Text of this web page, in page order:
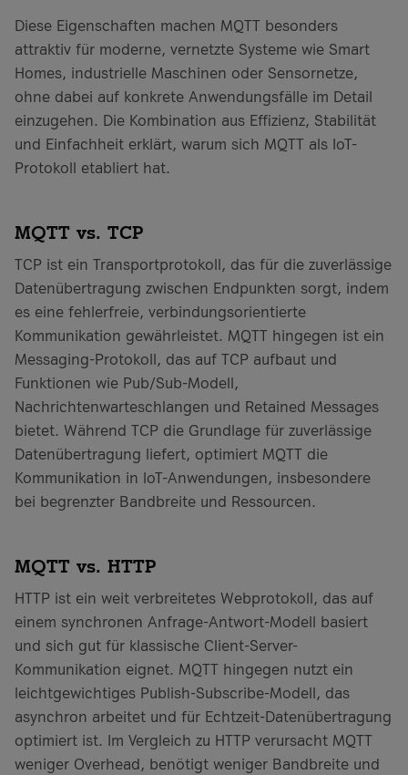
Diese Eigenschaften machen MQTT besonders
attraktiv für moderne, vernetzte Systeme wie Smart
Homes, industrielle Maschinen oder Sensornetze,
ohne dabei auf konkrete Anwendungsfälle im Detail
einzugehen. Die Kombination aus Effizienz, Stabilität
und Einfachheit erklärt, warum sich MQTT als IoT-
Protokoll etabliert hat.
MQTT vs. TCP
TCP ist ein Transportprotokoll, das für die zuverlässige
Datenübertragung zwischen Endpunkten sorgt, indem
es eine fehlerfreie, verbindungsorientierte
Kommunikation gewährleistet. MQTT hingegen ist ein
Messaging-Protokoll, das auf TCP aufbaut und
Funktionen wie Pub/Sub-Modell,
Nachrichtenwarteschlangen und Retained Messages
bietet. Während TCP die Grundlage für zuverlässige
Datenübertragung liefert, optimiert MQTT die
Kommunikation in IoT-Anwendungen, insbesondere
bei begrenzter Bandbreite und Ressourcen.
MQTT vs. HTTP
HTTP ist ein weit verbreitetes Webprotokoll, das auf
einem synchronen Anfrage-Antwort-Modell basiert
und sich gut für klassische Client-Server-
Kommunikation eignet. MQTT hingegen nutzt ein
leichtgewichtiges Publish-Subscribe-Modell, das
asynchron arbeitet und für Echtzeit-Datenübertragung
optimiert ist. Im Vergleich zu HTTP verursacht MQTT
weniger Overhead, benötigt weniger Bandbreite und